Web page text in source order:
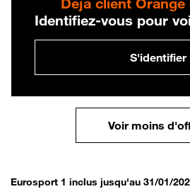
Déjà client Orange
Identifiez-vous pour
S'identifier
Voir moins
Eurosport 1 inclus jusqu'au 31/01/